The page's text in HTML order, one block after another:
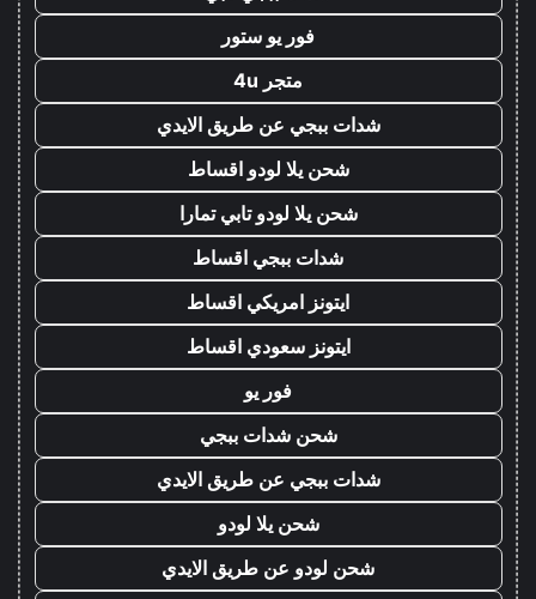
فور يو ستور
متجر 4u
شدات ببجي عن طريق الايدي
شحن يلا لودو اقساط
شحن يلا لودو تابي تمارا
شدات ببجي اقساط
ايتونز امريكي اقساط
ايتونز سعودي اقساط
فور يو
شحن شدات ببجي
شدات ببجي عن طريق الايدي
شحن يلا لودو
شحن لودو عن طريق الايدي